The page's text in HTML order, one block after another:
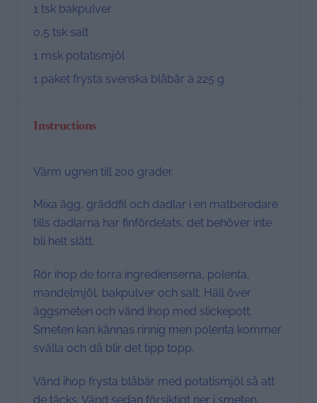
1 tsk bakpulver
0,5 tsk salt
1 msk potatismjöl
1 paket frysta svenska blåbär à 225 g
Instructions
Värm ugnen till 200 grader.
Mixa ägg, gräddfil och dadlar i en matberedare
tills dadlarna har finfördelats, det behöver inte
bli helt slätt.
Rör ihop de torra ingredienserna, polenta,
mandelmjöl, bakpulver och salt. Häll över
äggsmeten och vänd ihop med slickepott.
Smeten kan kännas rinnig men polenta kommer
svälla och då blir det tipp topp.
Vänd ihop frysta blåbär med potatismjöl så att
de täcks. Vänd sedan försiktigt ner i smeten,